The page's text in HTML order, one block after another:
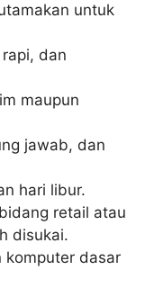
untuk
dan
maupun
jawab, dan
hari libur.
retail atau
disukai.
komputer dasar